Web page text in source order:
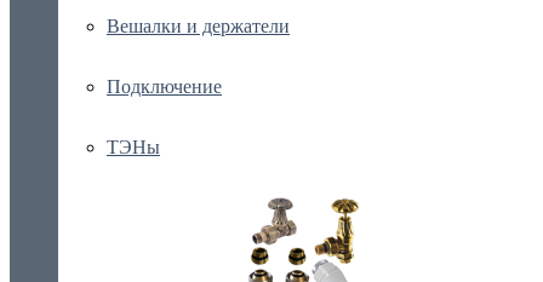
Вешалки и держатели
Подключение
ТЭНы